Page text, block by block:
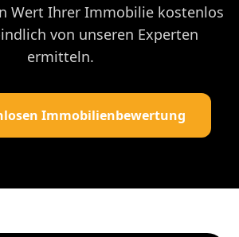
Wert Ihrer Immobilie kostenlos
von unseren Experten
ermitteln.
Immobilienbewertung